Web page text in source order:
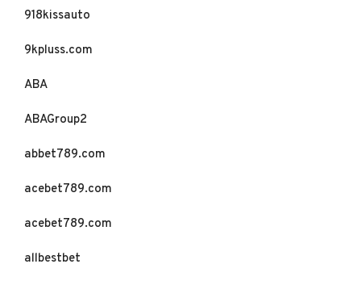
918kissauto
9kpluss.com
ABA
ABAGroup2
abbet789.com
acebet789.com
acebet789.com
allbestbet